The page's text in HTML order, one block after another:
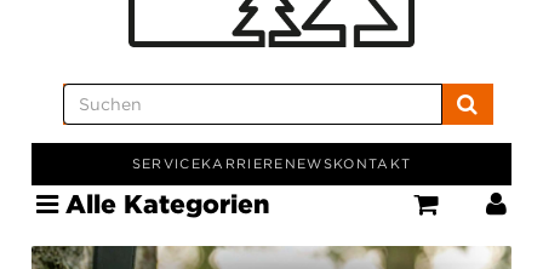
SERVICEKARRIERE NEWSKONTAKT
Alle Kategorien